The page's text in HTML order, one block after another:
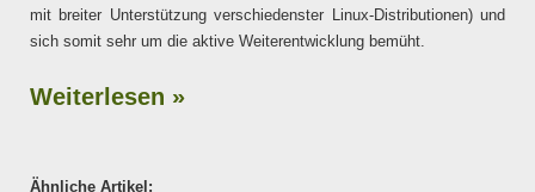
mit breiter Unterstützung verschiedenster Linux-Distributionen) und
sich somit sehr um die aktive Weiterentwicklung bemüht.
Weiterlesen »
Ähnliche Artikel: